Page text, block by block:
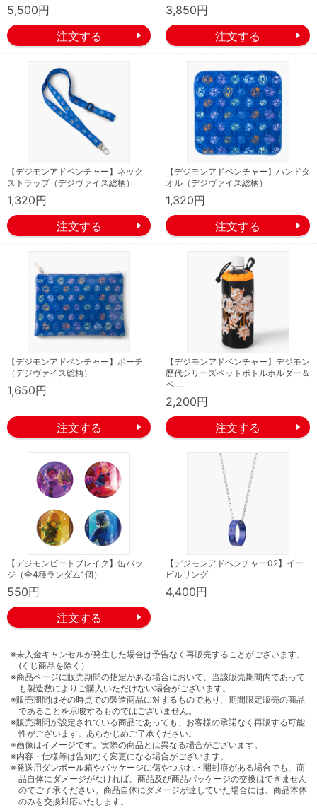
5,500円 3,850円
【デジモンアドベンチャー】ネック
ストラップ（デジヴァイス総柄）
1,320円
【デジモンアドベンチャー】ハンドタ
オル（デジヴァイス総柄）
1,320円
【デジモンアドベンチャー】ポーチ
（デジヴァイス総柄）
1,650円
【デジモンアドベンチャー】デジモン
歴代シリーズペットボトルホルダー＆
ペ …
2,200円
【デジモンビートブレイク】缶バッ
ジ（全4種ランダム1個）
550円
【デジモンアドベンチャー02】イー
ビルリング
4,400円
※未入金キャンセルが発生した場合は予告なく再販売することがございます。
(くじ商品を除く）
※商品ページに販売期間の指定がある場合において、当該販売期間内であって
も製造数によりご購入いただけない場合がございます。
※販売期間はその時点での製造商品に対するものであり、期間限定販売の商品
であることを示唆するものではございません。
※販売期間が設定されている商品であっても、お客様の承諾なく再販する可能
性がございます。あらかじめご了承ください。
※画像はイメージです。実際の商品とは異なる場合がございます。
※内容・仕様等は告知なく変更になる場合がございます。
※発送用ダンボール箱やパッケージに傷やつぶれ・開封痕がある場合でも、商
品自体にダメージがなければ、商品及び商品パッケージの交換はできません
のでご了承ください。商品自体にダメージが達していた場合には、商品本体
のみを交換対応いたします。